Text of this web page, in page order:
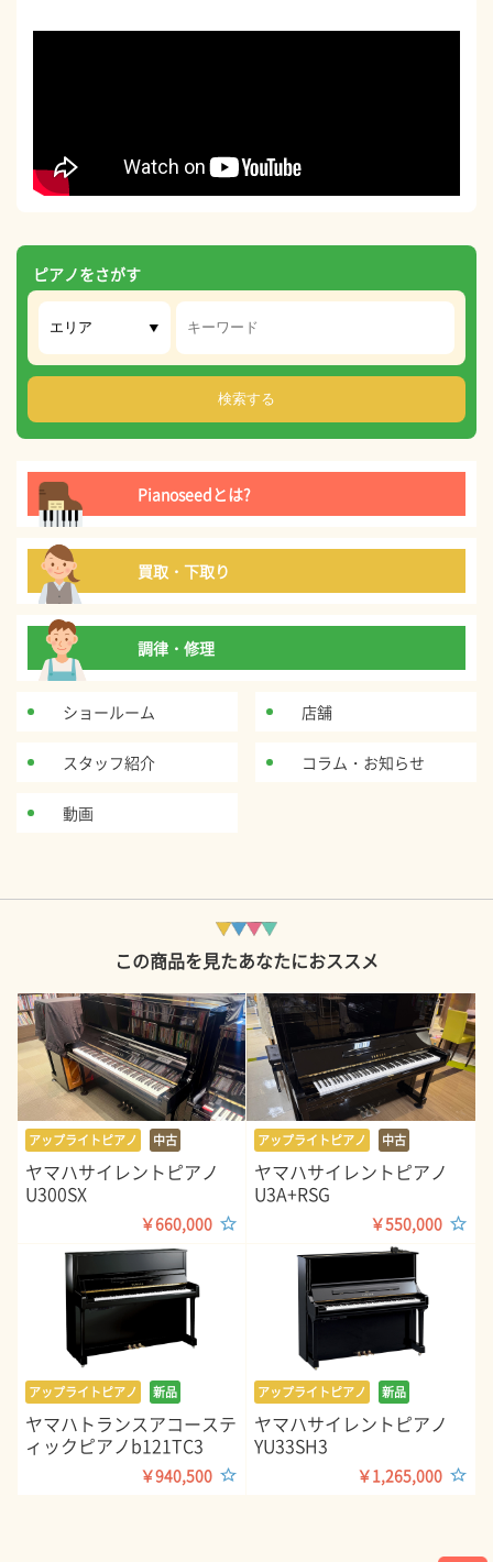
ピアノをさがす
Pianoseedとは?
買取・下取り
調律・修理
ショールーム 店舗
スタッフ紹介 コラム・お知らせ
動画
この商品を見たあなたにおススメ
アップライトピアノ 中古
ヤマハサイレントピアノ
U300SX
￥660,000
アップライトピアノ 中古
ヤマハサイレントピアノ
U3A+RSG
￥550,000
アップライトピアノ 新品
ヤマハトランスアコーステ
ィックピアノb121TC3
￥940,500
アップライトピアノ 新品
ヤマハサイレントピアノ
YU33SH3
￥1,265,000